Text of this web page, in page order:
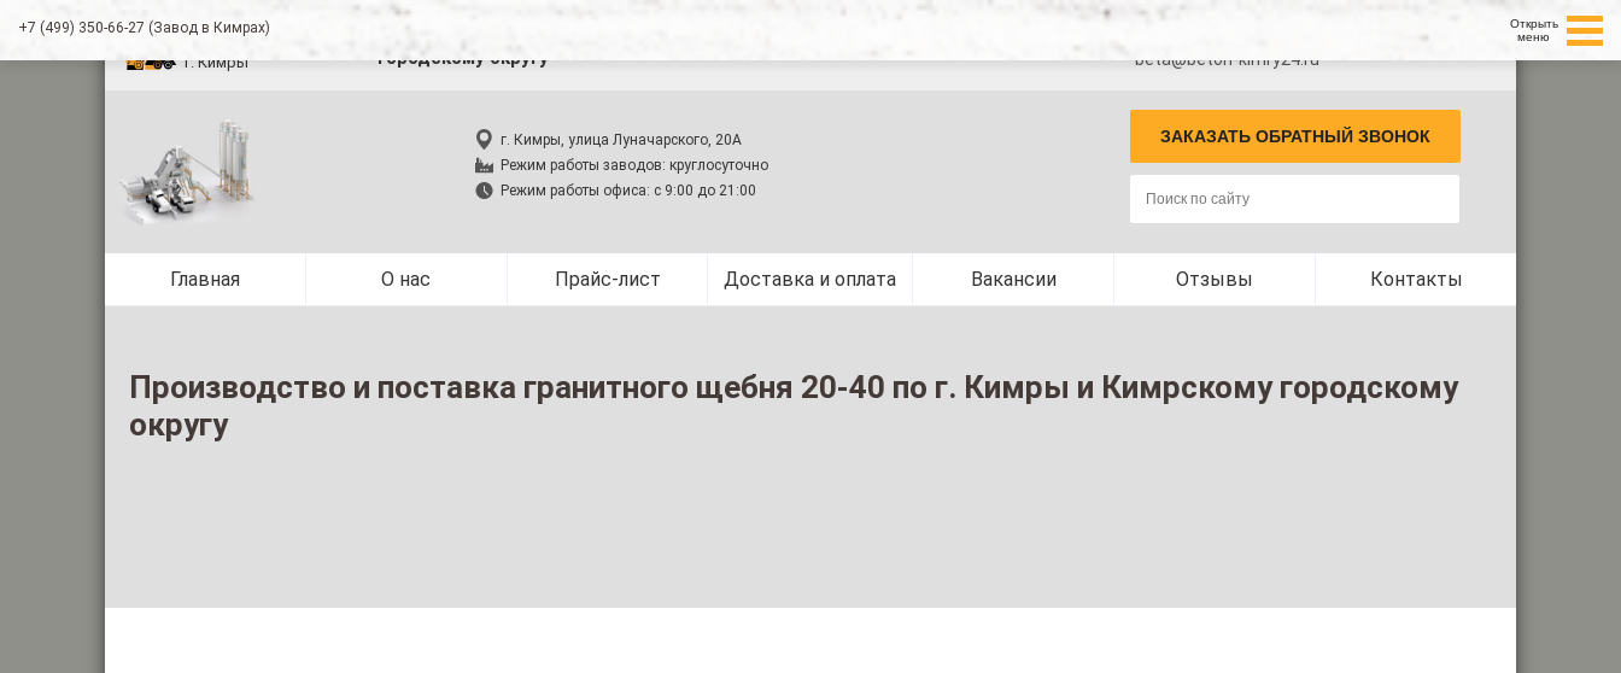
г. Кимры
городскому округу
beta@beton-kimry24.ru
г. Кимры, улица Луначарского, 20А
Режим работы заводов: круглосуточно
Режим работы офиса: с 9:00 до 21:00
ЗАКАЗАТЬ ОБРАТНЫЙ ЗВОНОК
Главная О нас Прайс-лист Доставка и оплата Вакансии Отзывы Контакты
Производство и поставка гранитного щебня 20-40 по г. Кимры и Кимрскому городскому
округу
+7 (499) 350-66-27 (Завод в Кимрах)
Открыть
меню